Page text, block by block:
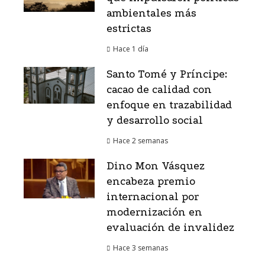
ambientales más
estrictas
Hace 1 día
Santo Tomé y Príncipe:
cacao de calidad con
enfoque en trazabilidad
y desarrollo social
Hace 2 semanas
Dino Mon Vásquez
encabeza premio
internacional por
modernización en
evaluación de invalidez
Hace 3 semanas